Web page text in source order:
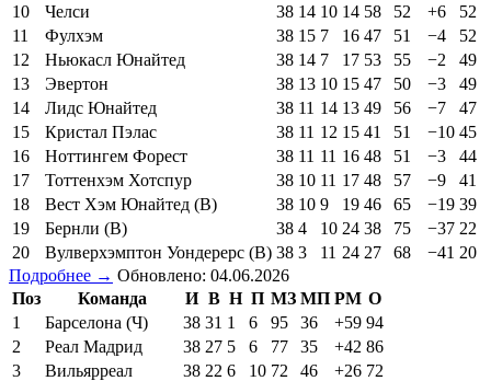
10
Челси 38 14 10 14 58 52 +6
52
11
Фулхэм 38 15 7 16 47 51 −4
52
12
Ньюкасл Юнайтед 38 14 7 17 53 55 −2
49
13
Эвертон 38 13 10 15 47 50 −3
49
14
Лидс Юнайтед 38 11 14 13 49 56 −7
47
15
Кристал Пэлас 38 11 12 15 41 51 −10 45
16
Ноттингем Форест 38 11 11 16 48 51 −3
44
17
Тоттенхэм Хотспур 38 10 11 17 48 57 −9
41
18
Вест Хэм Юнайтед (В) 38 10 9 19 46 65 −19 39
19
Бернли (В) 38 4 10 24 38 75 −37 22
20
Вулверхэмптон Уондерерс (В) 38 3 11 24 27 68 −41 20
Подробнее → Обновлено: 04.06.2026
Поз
Команда И В Н П МЗ МП РМ О
1
Барселона (Ч) 38 31 1 6 95 36 +59 94
2
Реал Мадрид 38 27 5 6 77 35 +42 86
3
Вильярреал 38 22 6 10 72 46 +26 72